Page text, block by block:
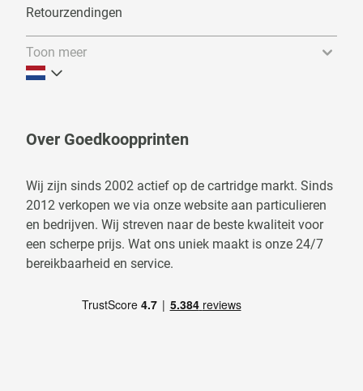
Retourzendingen
Toon meer
Over Goedkoopprinten
Wij zijn sinds 2002 actief op de cartridge markt. Sinds
2012 verkopen we via onze website aan particulieren
en bedrijven. Wij streven naar de beste kwaliteit voor
een scherpe prijs. Wat ons uniek maakt is onze 24/7
bereikbaarheid en service.